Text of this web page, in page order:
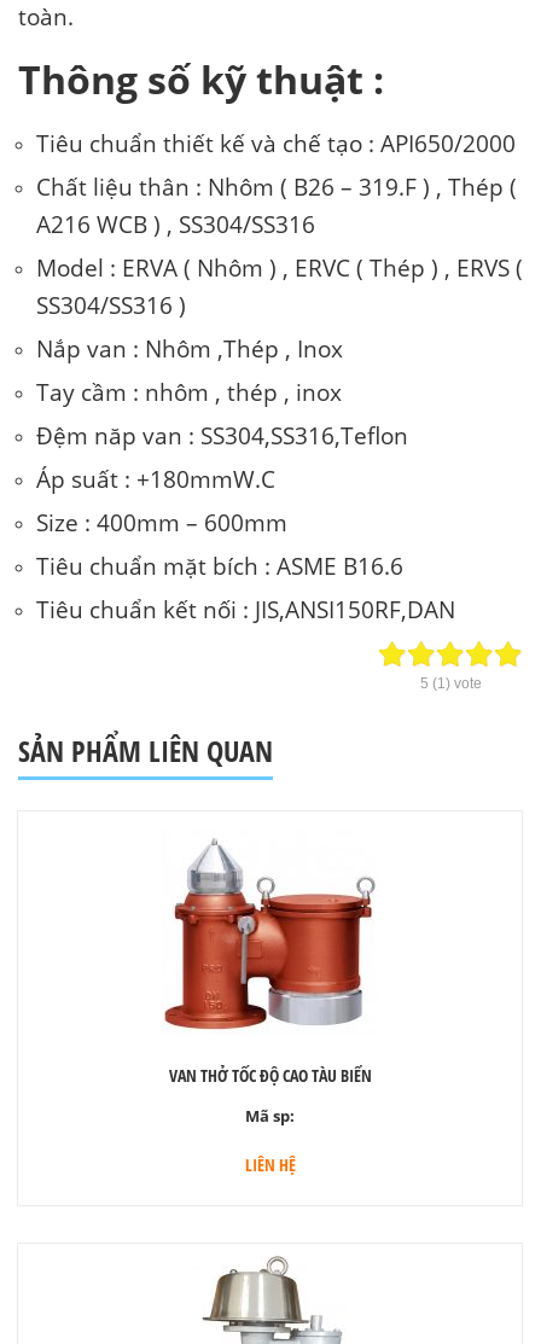
toàn.
Thông số kỹ thuật :
Tiêu chuẩn thiết kế và chế tạo : API650/2000
Chất liệu thân : Nhôm ( B26 – 319.F ) , Thép (
A216 WCB ) , SS304/SS316
Model : ERVA ( Nhôm ) , ERVC ( Thép ) , ERVS (
SS304/SS316 )
Nắp van : Nhôm ,Thép , Inox
Tay cầm : nhôm , thép , inox
Đệm năp van : SS304,SS316,Teflon
Áp suất : +180mmW.C
Size : 400mm – 600mm
Tiêu chuẩn mặt bích : ASME B16.6
Tiêu chuẩn kết nối : JIS,ANSI150RF,DAN
5 (1) vote
SẢN PHẨM LIÊN QUAN
VAN THỞ TỐC ĐỘ CAO TÀU BIỂN
Mã sp:
LIÊN HỆ